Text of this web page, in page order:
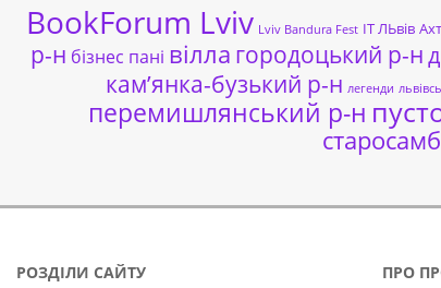
BookForum Lviv Lviv Bandura Fest ІТ ЛЬвів
р-н бізнес пані вілла городоцький р-н
кам’янка-бузький р-н легенди
перемишлянський р-н
РОЗДІЛИ САЙТУ
ПРО